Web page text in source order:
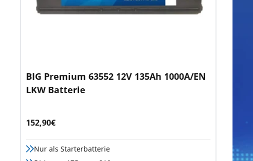
BIG Premium 63552 12V 135Ah 1000A/EN
LKW Batterie
Angebotspreis
152,90€
Nur als Starterbatterie